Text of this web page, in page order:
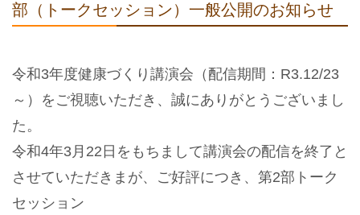
部（トークセッション）一般公開のお知らせ
令和3年度健康づくり講演会（配信期間：R3.12/23
～）をご視聴いただき、誠にありがとうございまし
た。
令和4年3月22日をもちまして講演会の配信を終了と
させていただきまが、ご好評につき、第2部トーク
セッション